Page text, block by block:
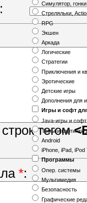
Симулятор, гонки
Стреляльки,
RPG
Экшен
Аркада
Логические
Стратегии
Приключения и
Эротические
Детские игры
Дополнения для
Игры и софт
Java-игры и
Темы и картинки
Android
iPhone, iPad, iPod
Программы
Опер. системы
Мультимедия
Безопасность
Графические
:
тегом
*: